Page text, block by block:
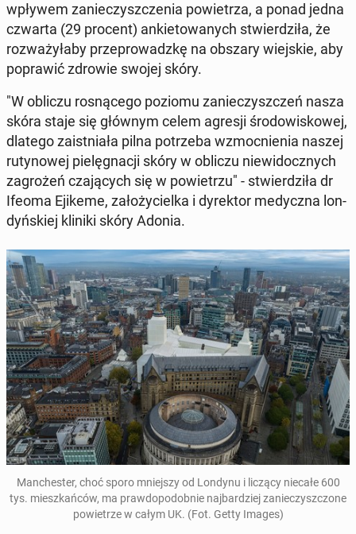
wpływem za­nie­czysz­cze­nia po­wie­trza, a ponad jedna
czwarta (29 procent) an­kie­to­wa­nych stwier­dzi­ła, że
roz­wa­ży­ła­by prze­pro­wadz­kę na obszary wiej­skie, aby
po­pra­wić zdrowie swojej skóry.
"W obliczu ro­sną­ce­go poziomu za­nie­czysz­czeń nasza
skóra staje się głównym celem agresji śro­do­wi­sko­wej,
dlatego za­ist­nia­ła pilna po­trze­ba wzmoc­nie­nia naszej
ru­ty­no­wej pie­lę­gna­cji skóry w obliczu nie­wi­docz­nych
za­gro­żeń cza­ją­cych się w po­wie­trzu" - stwier­dzi­ła dr
Ifeoma Ejikeme, za­ło­ży­ciel­ka i dy­rek­tor me­dycz­na lon­
dyń­skiej kliniki skóry Adonia.
Man­che­ster, choć sporo mniej­szy od Londynu i liczący niecałe 600
tys. miesz­kań­ców, ma praw­do­po­dob­nie naj­bar­dziej za­nie­czysz­czo­ne
po­wie­trze w całym UK. (Fot. Getty Images)